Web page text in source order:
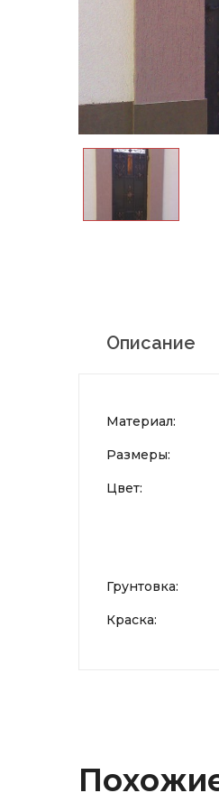
Описание
Материал:
Размеры:
Цвет:
Грунтовка:
Краска: